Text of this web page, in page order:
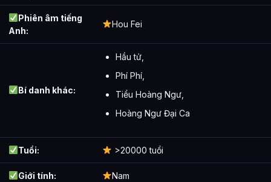
Phiên âm tiếng
Anh:
Hou Fei
Bí danh khác:
Hầu tử,
Phí Phí,
Tiểu Hoàng Ngư,
Hoàng Ngư Đại Ca
Tuổi: >20000 tuổi
Giới tính: Nam